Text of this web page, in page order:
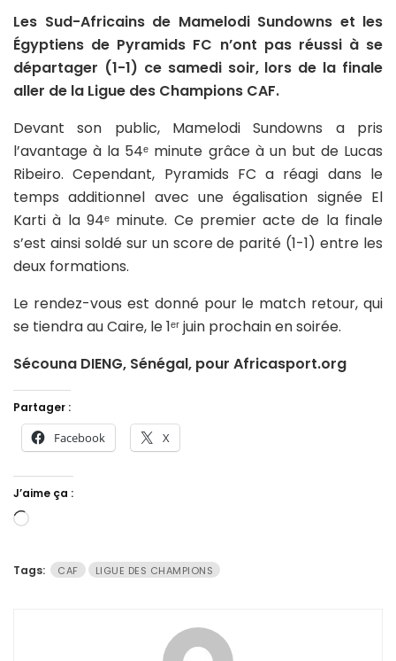
Les Sud-Africains de Mamelodi Sundowns et les
Égyptiens de Pyramids FC n’ont pas réussi à se
départager (1-1) ce samedi soir, lors de la finale
aller de la Ligue des Champions CAF.
Devant son public, Mamelodi Sundowns a pris
l’avantage à la 54ᵉ minute grâce à un but de Lucas
Ribeiro. Cependant, Pyramids FC a réagi dans le
temps additionnel avec une égalisation signée El
Karti à la 94ᵉ minute. Ce premier acte de la finale
s’est ainsi soldé sur un score de parité (1-1) entre les
deux formations.
Le rendez-vous est donné pour le match retour, qui
se tiendra au Caire, le 1ᵉʳ juin prochain en soirée.
Sécouna DIENG, Sénégal, pour Africasport.org
Partager :
Facebook X
J’aime ça :
Chargement…
Tags: CAF LIGUE DES CHAMPIONS